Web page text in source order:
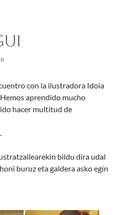
con la ilustradora Idoia
aprendido mucho
hacer multitud de
bildu dira udal
buruz eta galdera asko egin